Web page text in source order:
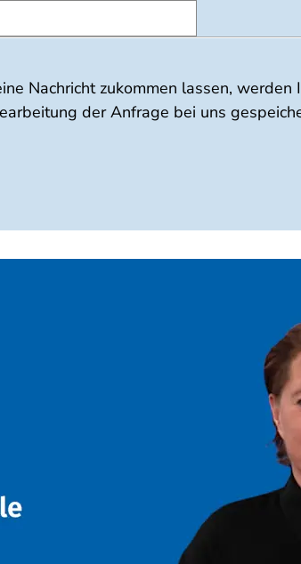
Nachricht zukommen lassen,
der Anfrage bei uns